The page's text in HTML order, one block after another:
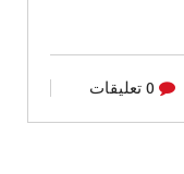
0 تعليقات